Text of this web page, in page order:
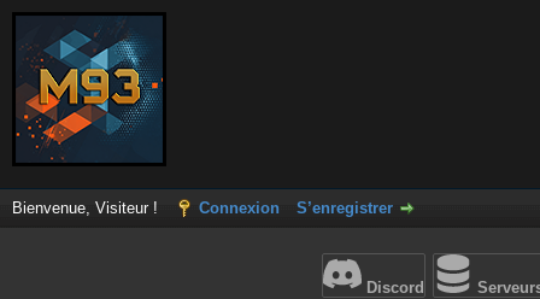
Bienvenue, Visiteur ! Connexion S’enregistrer
Discord